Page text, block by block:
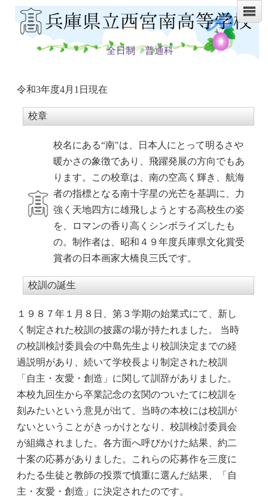
全日制 普通科
令和3年度4月1日現在
校章
校名にある“南"は、日本人にとって明るさや
暖かさの象徴であり、飛躍発展の方向でもあ
ります。この校章は、南の空高く輝き、航海
者の指標となる南十字星の光芒を基調に、力
強く天地四方に雄飛しようとする高校生の姿
を、ロマンの香り高くシンボライズしたも
の。制作者は、昭和４９年度兵庫県文化賞受
賞者の日本画家大橋良三氏です。
校訓の誕生
１９８７年１月８日、第３学期の始業式にて、新し
く制定された校訓の披露の場が持たれました。 当時
の校訓検討委員会の中島先生より校訓決定までの経
過説明があり、続いて学校長より制定された校訓
「自主・友愛・創造」に関して訓辞がありました。
本校九回生から卒業記念の玄関のついたてに校訓を
刻みたいという意見が出て、当時の本校には校訓が
ないということがきっかけとなり、校訓検討委員会
が組織されました。各方面へ呼びかけた結果、約二
十案の応募がありました。これらの応募作を三度に
わたる生徒と教師の投票で慎重に選んだ結果、「自
主・友愛・創造」に決定されたのです。